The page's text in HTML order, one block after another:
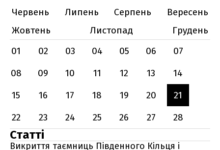
Червень
Липень Серпень
Вересень
Жовтень
Листопад
Грудень
01
02 03 04 05 06
07
08
09 10 11 12 13
14
15
16 17 18 19 20
21
22
23 24 25 26 27 28
Статті
Викриття таємниць Південного Кільця і